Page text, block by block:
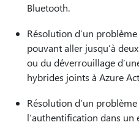
Bluetooth.
Résolution d’un
pouvant aller jusqu’à
ou du déverrouillage
hybrides joints à Azure
Résolution d’un
l’authentification dans